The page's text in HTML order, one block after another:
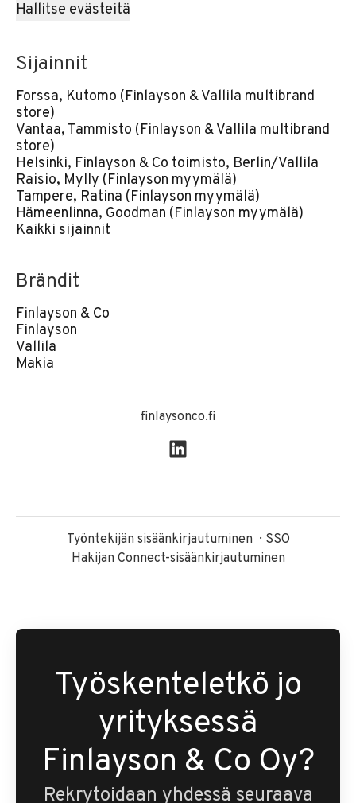
Hallitse evästeitä
Sijainnit
Forssa, Kutomo (Finlayson & Vallila multibrand
store)
Vantaa, Tammisto (Finlayson & Vallila multibrand
store)
Helsinki, Finlayson & Co toimisto, Berlin/Vallila
Raisio, Mylly (Finlayson myymälä)
Tampere, Ratina (Finlayson myymälä)
Hämeenlinna, Goodman (Finlayson myymälä)
Kaikki sijainnit
Brändit
Finlayson & Co
Finlayson
Vallila
Makia
finlaysonco.fi
Työntekijän sisäänkirjautuminen
SSO
Hakijan Connect-sisäänkirjautuminen
Työskenteletkö jo
yrityksessä
Finlayson & Co Oy?
Rekrytoidaan yhdessä seuraava